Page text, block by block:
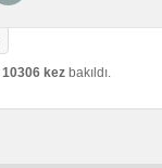
10306 kez bakıldı.